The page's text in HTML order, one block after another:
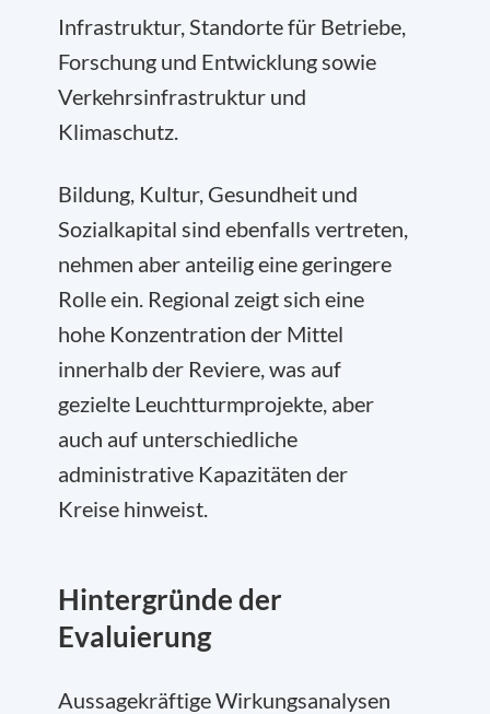
Infrastruktur, Standorte für Betriebe,
Forschung und Entwicklung sowie
Verkehrsinfrastruktur und
Klimaschutz.
Bildung, Kultur, Gesundheit und
Sozialkapital sind ebenfalls vertreten,
nehmen aber anteilig eine geringere
Rolle ein. Regional zeigt sich eine
hohe Konzentration der Mittel
innerhalb der Reviere, was auf
gezielte Leuchtturmprojekte, aber
auch auf unterschiedliche
administrative Kapazitäten der
Kreise hinweist.
Hintergründe der
Evaluierung
Aussagekräftige Wirkungsanalysen